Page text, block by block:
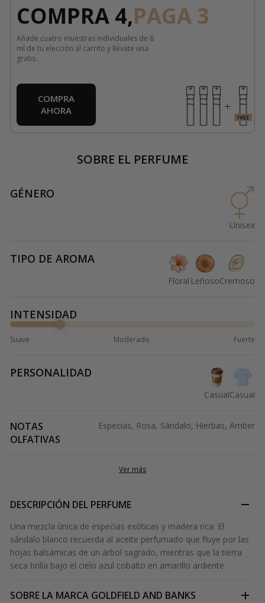
COMPRA 4,PAGA 3
Añade cuatro muestras individuales de 8
ml de tu elección al carrito y llévate una
gratis.
COMPRA
AHORA
SOBRE EL PERFUME
GÉNERO
Unisex
TIPO DE AROMA
Floral LeñosoCremoso
INTENSIDAD
Suave Moderado Fuerte
PERSONALIDAD
CasualCasual
NOTAS
OLFATIVAS
Especias, Rosa, Sándalo, Hierbas, Amber
Ver más
DESCRIPCIÓN DEL PERFUME
Una mezcla única de especias exóticas y madera rica. El
sándalo blanco recuerda al aceite perfumado que fluye por las
hojas balsámicas de un árbol sagrado, mientras que la tierra
seca brilla bajo el cielo azul cobalto en amarillo ardiente.
SOBRE LA MARCA GOLDFIELD AND BANKS